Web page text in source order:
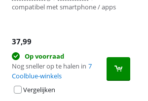
compatibel met smartphone / apps
37,99
Op voorraad
Nog sneller op te halen in 7
Coolblue-winkels
Vergelijken